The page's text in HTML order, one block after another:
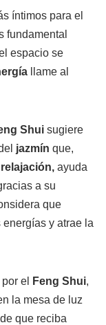
íntimos para el
fundamental
espacio se
llame al
Shui sugiere
jazmín que,
relajación, ayuda
a su
que
y atrae la
el Feng Shui,
la mesa de luz
que reciba